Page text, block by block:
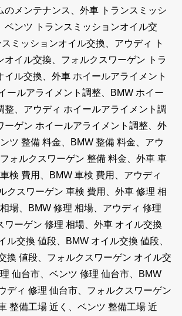
のメンテナンス、外車 トランスミッシ
ベンツ トランスミッションオイル交
ミッションオイル交換、アウディ ト
オイル交換、フォルクスワーゲン トラ
イル交換、外車 ホイールアライメント
ールアライメント調整、BMW ホイー
整、アウディ ホイールアライメント調
ーゲン ホイールアライメント調整、外
ツ 整備 料金、BMW 整備 料金、アウ
ォルクスワーゲン 整備 料金、外車 車
検 費用、BMW 車検 費用、アウディ
クスワーゲン 車検 費用、外車 修理 相
場、BMW 修理 相場、アウディ 修理
ワーゲン 修理 相場、外車 オイル交換
ル交換 値段、BMW オイル交換 値段、
換 値段、フォルクスワーゲン オイル交
仙台市、ベンツ 修理 仙台市、BMW
ディ 修理 仙台市、フォルクスワーゲン
整備工場 近く、ベンツ 整備工場 近